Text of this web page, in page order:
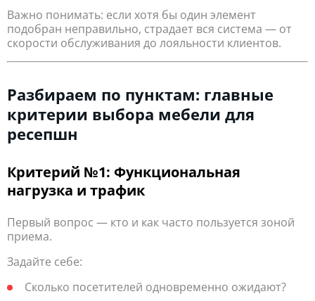
Важно понимать: если хотя бы один элемент
подобран неправильно, страдает вся система — от
скорости обслуживания до лояльности клиентов.
Разбираем по пунктам: главные
критерии выбора мебели для
ресепшн
Критерий №1: Функциональная
нагрузка и трафик
Первый вопрос — кто и как часто пользуется зоной
приема.
Задайте себе:
Сколько посетителей одновременно ожидают?